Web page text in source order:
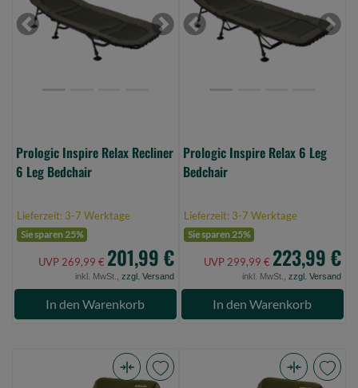
Recliner
6 Previous Next
Prologic Inspire Relax Recliner
6 Leg Bedchair
Lieferzeit: 3-7 Werktage
Sie sparen 25%
UVP 269,99 € 201,99 €
inkl. MwSt., zzgl. Versand
In den Warenkorb
LegPrevious Next
Prologic Inspire Relax 6 Leg
Bedchair
Lieferzeit: 3-7 Werktage
Sie sparen 25%
UVP 299,99 € 223,99 €
inkl. MwSt., zzgl. Versand
In den Warenkorb